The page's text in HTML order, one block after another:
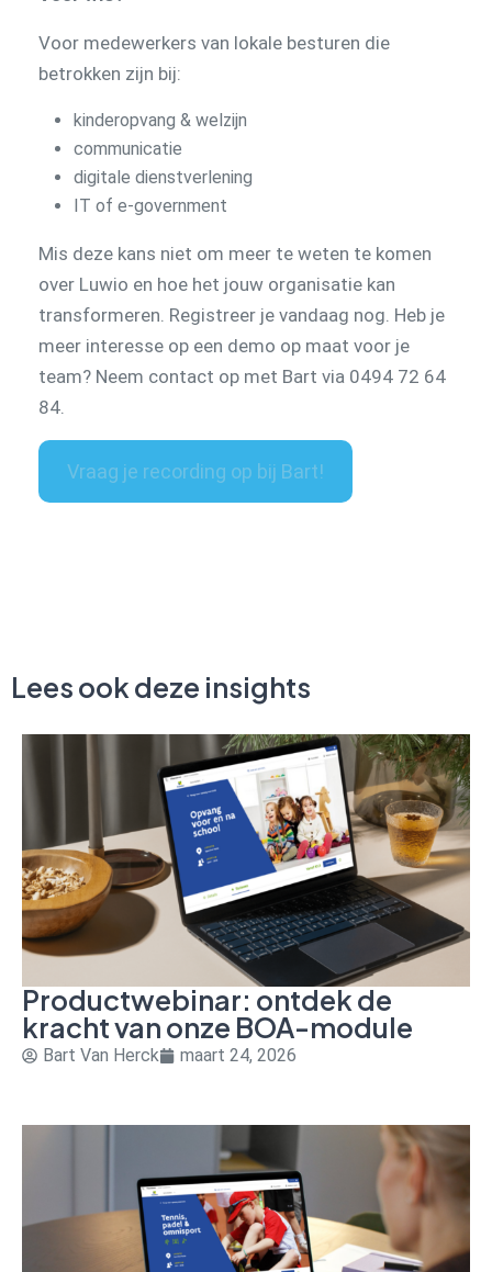
Voor medewerkers van lokale besturen die
betrokken zijn bij:
kinderopvang & welzijn
communicatie
digitale dienstverlening
IT of e-government
Mis deze kans niet om meer te weten te komen
over Luwio en hoe het jouw organisatie kan
transformeren. Registreer je vandaag nog. Heb je
meer interesse op een demo op maat voor je
team? Neem contact op met Bart via 0494 72 64
84.
Vraag je recording op bij Bart!
Lees ook deze insights
Productwebinar: ontdek de
kracht van onze BOA-module
Bart Van Herck maart 24, 2026